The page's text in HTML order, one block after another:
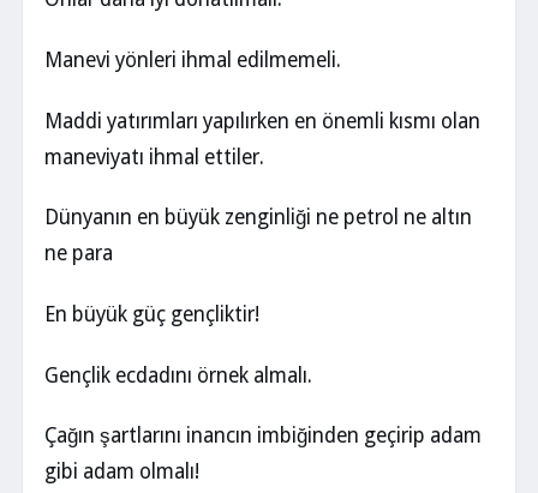
Manevi yönleri ihmal edilmemeli.
Maddi yatırımları yapılırken en önemli kısmı olan
maneviyatı ihmal ettiler.
Dünyanın en büyük zenginliği ne petrol ne altın
ne para
En büyük güç gençliktir!
Gençlik ecdadını örnek almalı.
Çağın şartlarını inancın imbiğinden geçirip adam
gibi adam olmalı!